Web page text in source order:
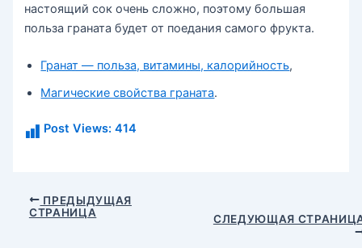
настоящий сок очень сложно, поэтому большая
польза граната будет от поедания самого фрукта.
Гранат — польза, витамины, калорийность,
Магические свойства граната.
Post Views: 414
Навигация
ПРЕДЫДУЩАЯ
СТРАНИЦА
СЛЕДУЮЩАЯ